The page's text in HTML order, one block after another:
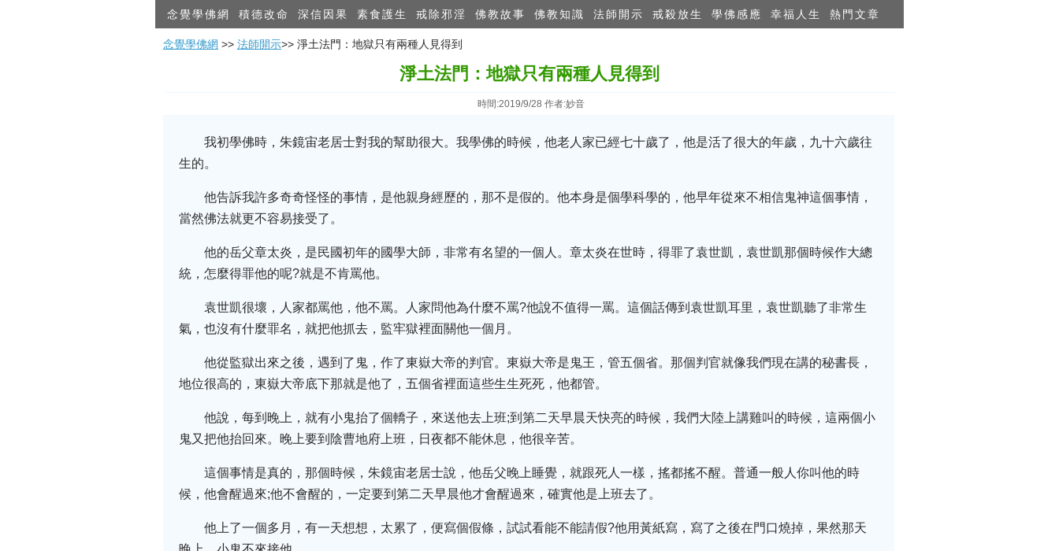
念覺學佛網 積德改命 深信因果 素食護生 戒除邪淫 佛教故事 佛教知識 法師開示 戒殺放生 學佛感應 幸福人生 熱門文章
念覺學佛網 >> 法師開示>> 淨土法門：地獄只有兩種人見得到
淨土法門：地獄只有兩種人見得到
時間:2019/9/28 作者:妙音
我初學佛時，朱鏡宙老居士對我的幫助很大。我學佛的時候，他老人家已經七十歲了，他是活了很大的年歲，九十六歲往
生的。
他告訴我許多奇奇怪怪的事情，是他親身經歷的，那不是假的。他本身是個學科學的，他早年從來不相信鬼神這個事情，
當然佛法就更不容易接受了。
他的岳父章太炎，是民國初年的國學大師，非常有名望的一個人。章太炎在世時，得罪了袁世凱，袁世凱那個時候作大總
統，怎麼得罪他的呢?就是不肯罵他。
袁世凱很壞，人家都罵他，他不罵。人家問他為什麼不罵?他說不值得一罵。這個話傳到袁世凱耳里，袁世凱聽了非常生
氣，也沒有什麼罪名，就把他抓去，監牢獄裡面關他一個月。
他從監獄出來之後，遇到了鬼，作了東嶽大帝的判官。東嶽大帝是鬼王，管五個省。那個判官就像我們現在講的秘書長，
地位很高的，東嶽大帝底下那就是他了，五個省裡面這些生生死死，他都管。
他說，每到晚上，就有小鬼抬了個轎子，來送他去上班;到第二天早晨天快亮的時候，我們大陸上講雞叫的時候，這兩個小
鬼又把他抬回來。晚上要到陰曹地府上班，日夜都不能休息，他很辛苦。
這個事情是真的，那個時候，朱鏡宙老居士說，他岳父晚上睡覺，就跟死人一樣，搖都搖不醒。普通一般人你叫他的時
候，他會醒過來;他不會醒的，一定要到第二天早晨他才會醒過來，確實他是上班去了。
他上了一個多月，有一天想想，太累了，便寫個假條，試試看能不能請假?他用黃紙寫，寫了之後在門口燒掉，果然那天